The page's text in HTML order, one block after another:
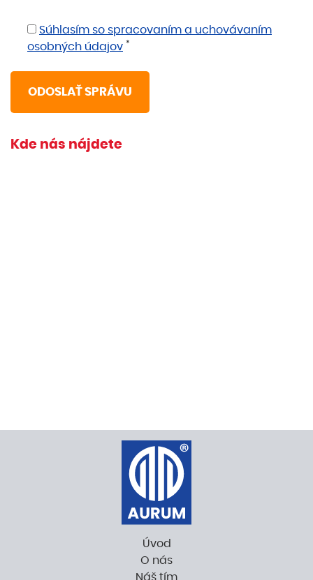
Súhlasím so spracovaním a uchovávaním
osobných údajov *
Kde nás nájdete
Úvod
O nás
Náš tím